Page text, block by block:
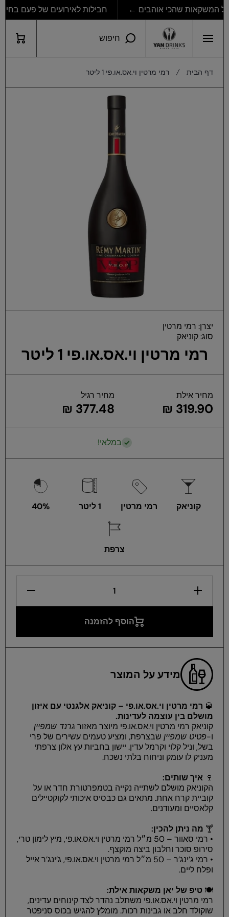
דילוג לתוכן חבילות לאירועים של פעם
חיפוש
עגלת
קניות
דף הבית רמי מרטין וי.אס.או.פי 1 ליטר
יצרן: רמי מרטין
סוג:קוניאק
רמי מרטין וי.אס.או.פי 1 ליטר
מחיר אילת
319.90 ₪
מחיר רגיל
377.48 ₪
במלאי!
קוניאק רמי מרטין 1 ליטר 40%
צרפת
הפחתת
לרמי
הגדלת
לרמי
הוסף להזמנה
מידע על המוצר
🥃 רמי מרטין וי.אס.או.פי – קוניאק אלגנטי עם איזון
מושלם בין עוצמה לעדינות.
קוניאק רמי מרטין וי.אס.או.פי מיוצר מאזור גרנד שמפיין
ו-פטיט שמפיין שבצרפת, ומציע טעמים עשירים של פרי
בשל, וניל קלוי וקרמל עדין. יישון בחביות עץ אלון צרפתי
מעניק לו עומק וניחוח בלתי נשכח.
🍷 איך שותים:
הקוניאק מושלם לשתייה נקייה בטמפרטורת חדר או על
קוביית קרח אחת. מתאים גם כבסיס איכותי לקוקטיילים
קלאסיים ומעודנים.
🍸 מה ניתן להכין:
• רמי סאוור – 50 מ״ל רמי מרטין וי.אס.או.פי, מיץ לימון טרי,
סירופ סוכר וחלבון ביצה מוקצף.
• רמי ג’ינג’ר – 50 מ״ל רמי מרטין וי.אס.או.פי, ג’ינג’ר אייל
ופלח ליים.
🍽️ טיפ של יאן משקאות אילת:
רמי מרטין וי.אס.או.פי משתלב נהדר לצד קינוחים עדינים,
שוקולד חלב או גבינות רכות. מומלץ להגיש בכוס סניפטר